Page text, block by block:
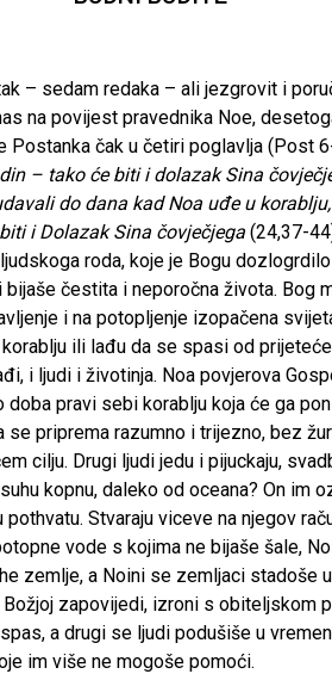
– sedam redaka – ali jezgrovit i
na povijest pravednika Noe,
Postanka čak u četiri poglavlja (Post
– tako će biti i dolazak Sina
do dana kad Noa uđe u
i Dolazak Sina čovječjega (24,37-
roda, koje je Bogu
čestita i neporočna života. Bog
i na potopljenje izopačena
ili lađu da se spasi od
i ljudi i životinja. Noa povjerova
pravi sebi korablju koja će ga
priprema razumno i trijezno, bez
cilju. Drugi ljudi jedu i pijuckaju,
kopnu, daleko od oceana? On im
Stvaraju viceve na njegov
vode s kojima ne bijaše šale,
zemlje, a Noini se zemljaci stadoše
zapovijedi, izroni s obiteljskom
a drugi se ljudi podušiše u
im više ne mogoše pomoći.
CNAK
Smrtovdan